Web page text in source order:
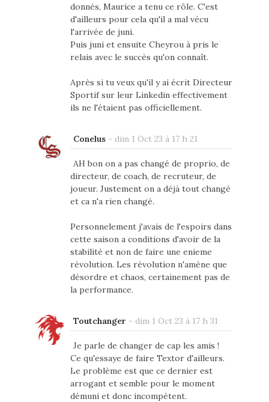
donnés, Maurice a tenu ce rôle. C'est
d'ailleurs pour cela qu'il a mal vécu
l'arrivée de juni.
Puis juni et ensuite Cheyrou à pris le
relais avec le succès qu'on connaît.
Après si tu veux qu'il y ai écrit Directeur
Sportif sur leur Linkedin effectivement
ils ne l'étaient pas officiellement.
Conelus- dim 1 Oct 23 à 17 h 21
AH bon on a pas changé de proprio, de
directeur, de coach, de recruteur, de
joueur. Justement on a déjà tout changé
et ca n'a rien changé.
Personnelement j'avais de l'espoirs dans
cette saison a conditions d'avoir de la
stabilité et non de faire une enieme
révolution. Les révolution n'amène que
désordre et chaos, certainement pas de
la performance.
Toutchanger - dim 1 Oct 23 à 17 h 31
Je parle de changer de cap les amis !
Ce qu'essaye de faire Textor d'ailleurs.
Le problème est que ce dernier est
arrogant et semble pour le moment
démuni et donc incompétent.